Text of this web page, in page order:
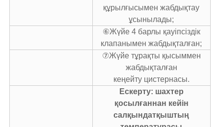
құрылғысымен жабдықтау
ұсынылады;
⑥Жүйе 4 барлы қауіпсіздік
клапанымен жабдықталған;
⑦Жүйе тұрақты қысыммен
жабдықталған
кеңейту цистернасы.
Ескерту: шахтер
қосылғаннан кейін
салқындатқыштың